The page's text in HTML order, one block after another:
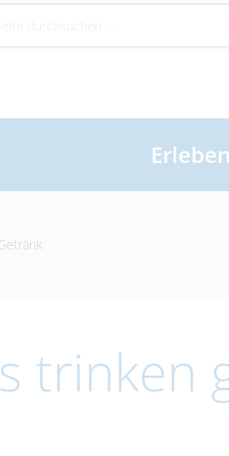
Erleben
trinken